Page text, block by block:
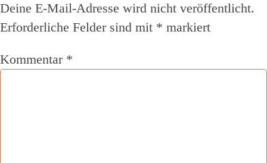
Deine E-Mail-Adresse wird nicht veröffentlicht.
Erforderliche Felder sind mit * markiert
Kommentar *